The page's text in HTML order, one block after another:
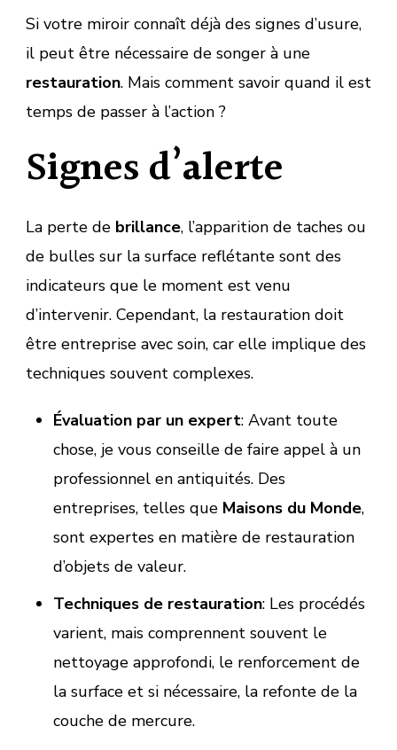
Si votre miroir connaît déjà des signes d’usure,
il peut être nécessaire de songer à une
restauration. Mais comment savoir quand il est
temps de passer à l’action ?
Signes d’alerte
La perte de brillance, l’apparition de taches ou
de bulles sur la surface reflétante sont des
indicateurs que le moment est venu
d’intervenir. Cependant, la restauration doit
être entreprise avec soin, car elle implique des
techniques souvent complexes.
Évaluation par un expert: Avant toute
chose, je vous conseille de faire appel à un
professionnel en antiquités. Des
entreprises, telles que Maisons du Monde,
sont expertes en matière de restauration
d’objets de valeur.
Techniques de restauration: Les procédés
varient, mais comprennent souvent le
nettoyage approfondi, le renforcement de
la surface et si nécessaire, la refonte de la
couche de mercure.